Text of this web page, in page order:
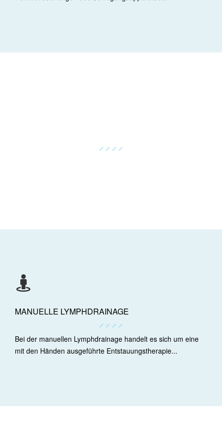
MANUELLE LYMPHDRAINAGE
Bei der manuellen Lymphdrainage handelt es sich um eine
mit den Händen ausgeführte Entstauungstherapie...